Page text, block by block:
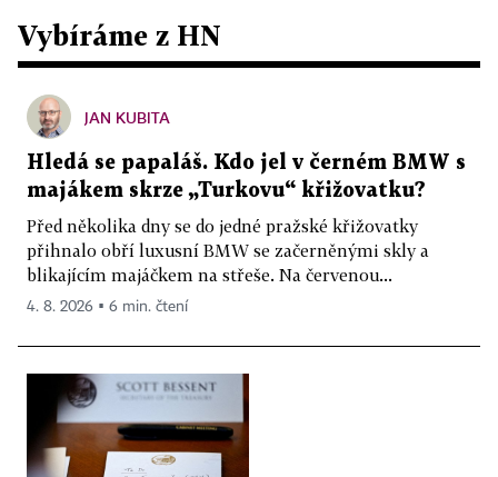
Vybíráme z HN
JAN KUBITA
Hledá se papaláš. Kdo jel v černém BMW s
majákem skrze „Turkovu“ křižovatku?
Před několika dny se do jedné pražské křižovatky
přihnalo obří luxusní BMW se začerněnými skly a
blikajícím majáčkem na střeše. Na červenou...
4. 8. 2026 ▪ 6 min. čtení